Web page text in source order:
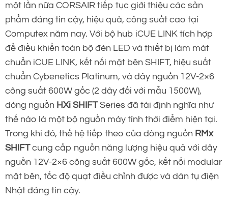
một lần nữa CORSAIR tiếp tục giới thiệu các sản
phẩm đáng tin cậy, hiệu quả, công suất cao tại
Computex năm nay. Với bộ hub iCUE LINK tích hợp
để điều khiển toàn bộ đèn LED và thiết bị làm mát
chuẩn iCUE LINK, kết nối mặt bên SHIFT, hiệu suất
chuẩn Cybenetics Platinum, và dây nguồn 12V-2×6
công suất 600W gốc (2 dây đối với mẫu 1500W),
dòng nguồn HXi SHIFTSeries đã tái định nghĩa như
thế nào là một bộ nguồn máy tính thời điểm hiện tại.
Trong khi đó, thế hệ tiếp theo của dòng nguồn RMx
SHIFTcung cấp nguồn năng lượng hiệu quả với dây
nguồn 12V-2×6 công suất 600W gốc, kết nối modular
mặt bên, tốc độ quạt điều chỉnh được và dàn tụ điện
Nhật đáng tin cậy.